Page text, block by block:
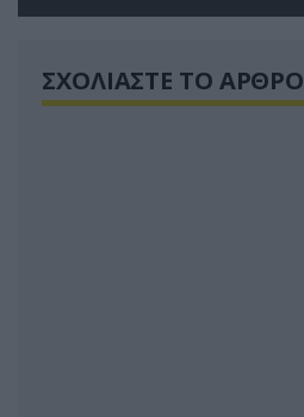
ΣΧΟΛΙΑΣΤΕ ΤΟ ΑΡΘΡΟ